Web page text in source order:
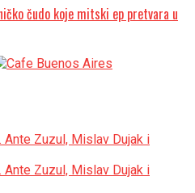
čudo koje mitski ep pretvara u